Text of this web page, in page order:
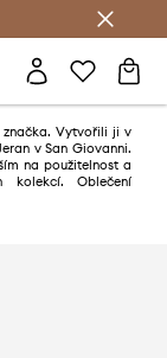
Vytvořili ji v
v San Giovanni.
na použitelnost a
kolekcí. Oblečení